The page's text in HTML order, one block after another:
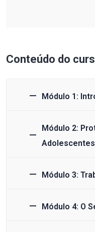
Conteúdo do
Módulo 1:
Módulo 2:
Adolescentes
Módulo 3:
Módulo 4: O